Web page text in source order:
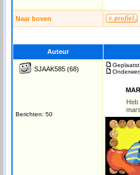
Naar boven
Auteur
SJAAK585 (68)
Berichten: 50
Heb